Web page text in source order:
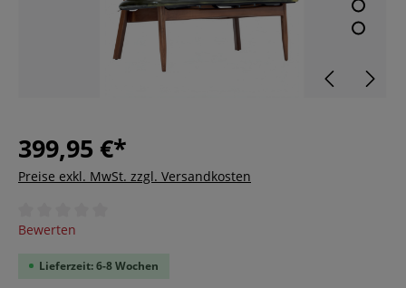
399,95 €*
Preise exkl. MwSt. zzgl. Versandkosten
Durchschnittliche Bewertung von 0 von 5 Sternen
Bewerten
Lieferzeit: 6-8 Wochen